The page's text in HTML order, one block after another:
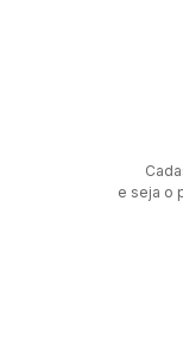
e seja o